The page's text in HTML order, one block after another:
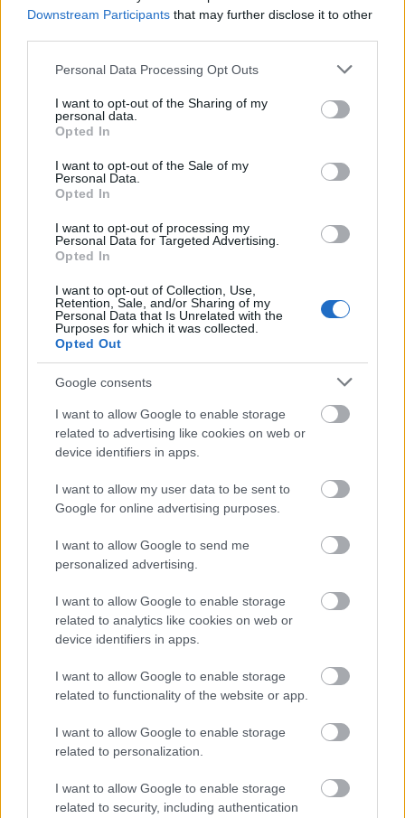
Downstream Participants that may further disclose it to other
Please note that this website/app uses one or more Google
not limited to your visit or usage behaviour. You may click to
grant or deny consent to Google and its third-party tags to
use your data for below specified purposes in below Google
consent section.
Personal Data Processing Opt Outs
I want to opt-out of the Sharing of my
personal data.
Opted In
I want to opt-out of the Sale of my
Personal Data.
Opted In
I want to opt-out of processing my
Personal Data for Targeted Advertising.
Opted In
I want to opt-out of Collection, Use,
Retention, Sale, and/or Sharing of my
Personal Data that Is Unrelated with the
Purposes for which it was collected.
Opted Out
Google consents
I want to allow Google to enable storage
related to advertising like cookies on web or
device identifiers in apps.
I want to allow my user data to be sent to
Google for online advertising purposes.
I want to allow Google to send me
personalized advertising.
I want to allow Google to enable storage
related to analytics like cookies on web or
device identifiers in apps.
I want to allow Google to enable storage
related to functionality of the website or app.
I want to allow Google to enable storage
related to personalization.
I want to allow Google to enable storage
related to security, including authentication
ToyaHSW•2024. szeptember 10.
Időről-időre igyekszem nektek érdekes
kvarcjátékokat is bemutatni. Ezúttal a véletlennek és
egy kollégámnak (Köszi Csabi!) köszönhetően sodort
elém az élet egy Gakken Soccer kvarcjátékot, amit a
mai napon be is mutatok nektek. A Gakken egy
Japánban 1947-ben alapított cég, akik leginkább
könyvek és…
TikTok nap - Yoshino Apollo 15 jármű
ToyaHSW 2024. augusztus 31.
Ha szombat, akkor azért jön a megszokott TikTok
nap amelyben a TikTok csatorna érdekes
tartalmaiból igyekszem megosztani veletek egyet-
egyet.Ezúttal a néhány hete bemutatott Yoshino által
gyártott Japán bolygókerekes játékot mutatom be
nektek. Tartsatok velem ezúttal is! Arra bíztatlak
benneteket,…